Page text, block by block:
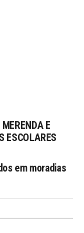
E
ESCOLARES
em moradias